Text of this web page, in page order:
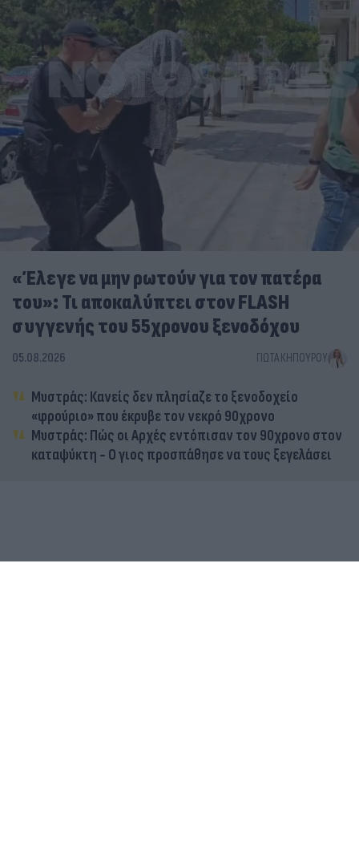
«Έλεγε να μην ρωτούν για τον πατέρα
του»: Τι αποκαλύπτει στον FLASH
συγγενής του 55χρονου ξενοδόχου
05.08.2026 ΓΙΏΤΑ ΚΗΠΟΥΡΟΎ
Μυστράς: Κανείς δεν πλησίαζε το ξενοδοχείο
«φρούριο» που έκρυβε τον νεκρό 90χρονο
Μυστράς: Πώς οι Αρχές εντόπισαν τον 90χρονο στον
καταψύκτη - Ο γιος προσπάθησε να τους ξεγελάσει